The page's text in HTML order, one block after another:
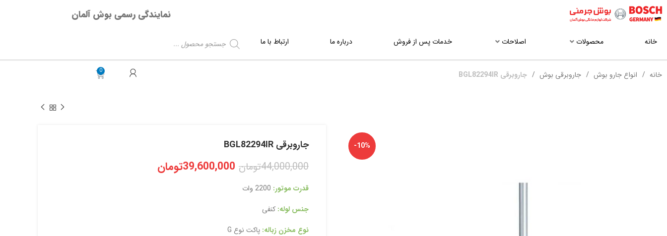
نمایندگی رسمی بوش آلمان
خانه محصولات اصلاحات خدمات پس از فروش درباره ما ارتباط با ما
خانه انواع جارو بوش جاروبرقی بوش جاروبرقی BGL82294IR
-10% جاروبرقی BGL82294IR
44,000,000تومان 39,600,000تومان
قدرت موتور: 2200 وات
جنس لوله: کنفی
نوع مخزن زباله: پاکت نوع G